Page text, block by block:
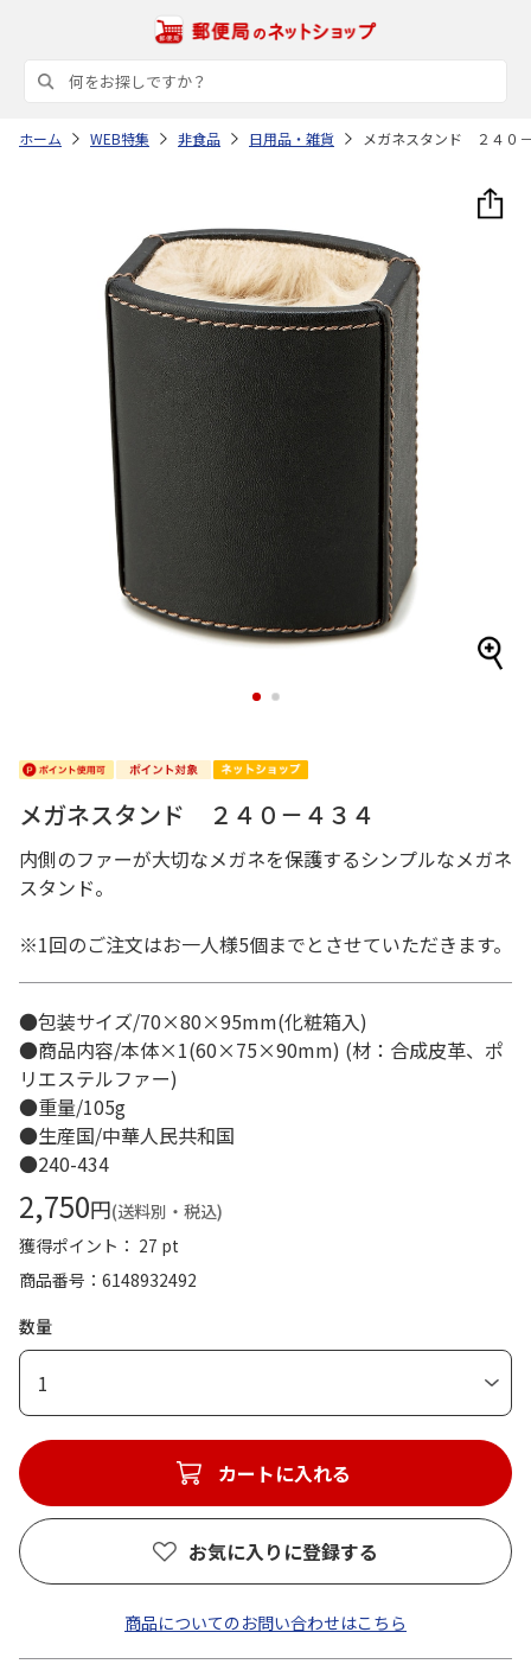
ホーム WEB特集 非食品 日用品・雑貨 メガネスタンド ２４０
1 2
メガネスタンド ２４０－４３４
内側のファーが大切なメガネを保護するシンプルなメガネ
スタンド。
※1回のご注文はお一人様5個までとさせていただきます。
●包装サイズ/70×80×95mm(化粧箱入)
●商品内容/本体×1(60×75×90mm) (材：合成皮革、ポ
リエステルファー)
●重量/105g
●生産国/中華人民共和国
●240-434
2,750円(送料別・税込)
獲得ポイント： 27 pt
商品番号
6148932492
数量
1
カートに入れる
お気に入りに登録する
商品についてのお問い合わせはこちら